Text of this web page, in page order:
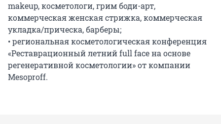
makeup, косметологи, грим боди-арт,
коммерческая женская стрижка, коммерческая
укладка/прическа, барберы;
• региональная косметологическая конференция
«Реставрационный летний full face на основе
регенеративной косметологии» от компании
Mesoproff.